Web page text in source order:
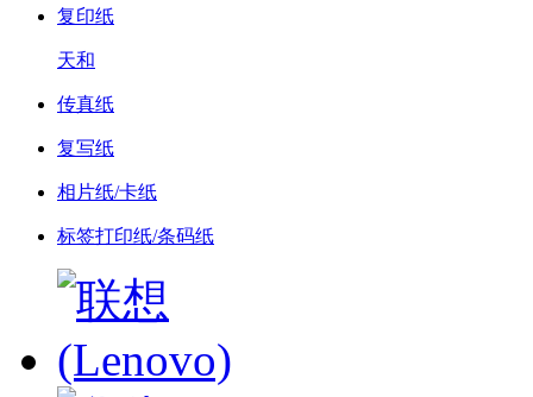
复印纸
天和
传真纸
复写纸
相片纸/卡纸
标签打印纸/条码纸